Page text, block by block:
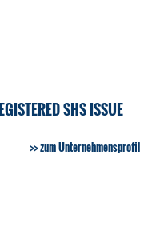
SHS ISSUE
zum Unternehmensprofil